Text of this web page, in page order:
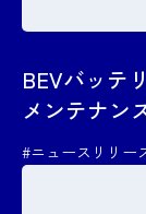
BEVバッテ
メンテナン
#ニュースリリー